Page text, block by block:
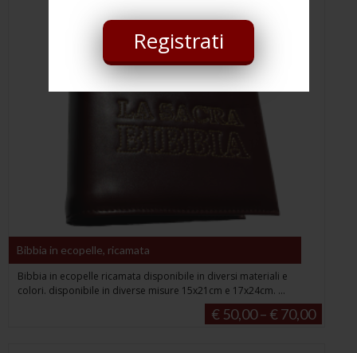
Registrati
Bibbia in ecopelle, ricamata
Bibbia in ecopelle ricamata disponibile in diversi materiali e
colori. disponibile in diverse misure 15x21cm e 17x24cm. ...
€ 50,00 – € 70,00